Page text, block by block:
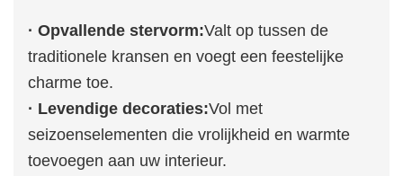
· Opvallende stervorm:Valt op tussen de
traditionele kransen en voegt een feestelijke
charme toe.
· Levendige decoraties:Vol met
seizoenselementen die vrolijkheid en warmte
toevoegen aan uw interieur.